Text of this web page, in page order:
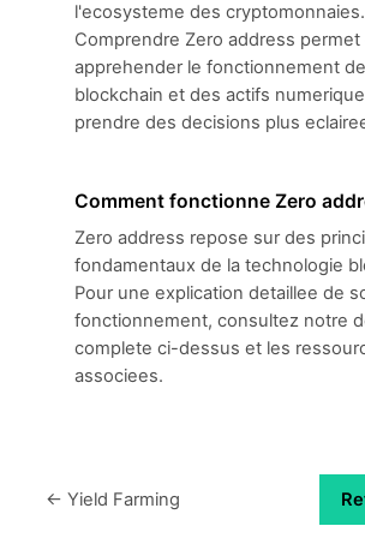
l'ecosysteme des cryptomonnaies.
Comprendre Zero address permet
apprehender le fonctionnement
blockchain et des actifs
prendre des decisions plus
Comment fonctionne Zero
Zero address repose sur des
fondamentaux de la technologie
Pour une explication detaillee de
fonctionnement, consultez notre
complete ci-dessus et les
associees.
← Yield Farming